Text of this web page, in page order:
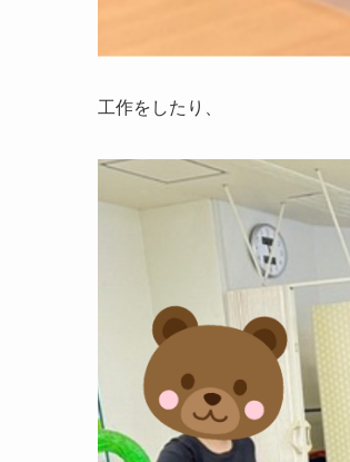
工作をしたり、